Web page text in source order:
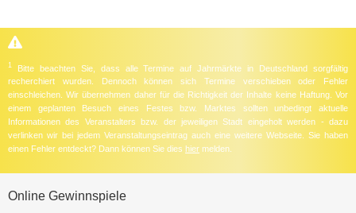
1
Bitte beachten Sie, dass alle Termine auf Jahrmärkte in Deutschland sorgfältig
recherchiert wurden. Dennoch können sich Termine verschieben oder Fehler
einschleichen. Wir übernehmen daher für die Richtigkeit der Inhalte keine Haftung. Vor
einem geplanten Besuch eines Festes bzw. Marktes sollten unbedingt aktuelle
Informationen des Veranstalters bzw. der jeweiligen Stadt eingeholt werden - dazu
verlinken wir bei jedem Veranstaltungseintrag auch eine weitere Webseite. Sie haben
einen Fehler entdeckt? Dann können Sie dies hier melden.
Online Gewinnspiele